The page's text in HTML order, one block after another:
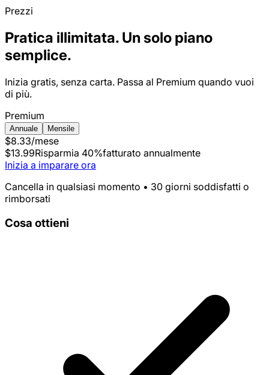
Prezzi
Pratica illimitata. Un solo piano
semplice.
Inizia gratis, senza carta. Passa al Premium quando vuoi
di più.
Premium
Annuale Mensile
$8.33/mese
$13.99Risparmia 40%fatturato annualmente
Inizia a imparare ora
Cancella in qualsiasi momento • 30 giorni soddisfatti o
rimborsati
Cosa ottieni